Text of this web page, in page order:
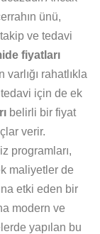
ünü,
ve tedavi
fiyatları
rahatlıkla
için de ek
belirli bir fiyat
verir.
programları,
maliyetler de
etki eden bir
modern ve
yapılan bu